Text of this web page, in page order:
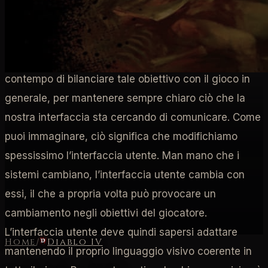
Home/ Diablo IV
gioco e i giocatori, e di come i giocatori possano
fornire gli input necessari per interagire con tali
sistemi. Quindi, ci concentriamo sull’aiutare il
giocatore a fare ciò che vuole fare, sforzandoci al
contempo di bilanciare tale obiettivo con il gioco in
generale, per mantenere sempre chiaro ciò che la
nostra interfaccia sta cercando di comunicare. Come
puoi immaginare, ciò significa che modifichiamo
spessissimo l’interfaccia utente. Man mano che i
sistemi cambiano, l’interfaccia utente cambia con
essi, il che a propria volta può provocare un
cambiamento negli obiettivi del giocatore.
L’interfaccia utente deve quindi sapersi adattare
mantenendo il proprio linguaggio visivo coerente in